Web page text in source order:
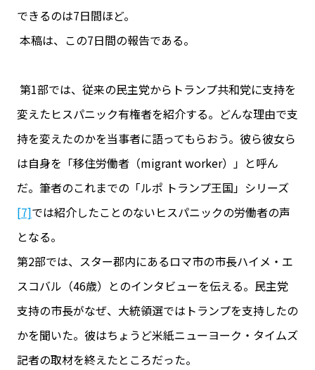
できるのは7日間ほど。
本稿は、この7日間の報告である。
第1部では、従来の民主党からトランプ共和党に支持を
変えたヒスパニック有権者を紹介する。どんな理由で支
持を変えたのかを当事者に語ってもらおう。彼ら彼女ら
は自身を「移住労働者（migrant worker）」と呼ん
だ。筆者のこれまでの「ルポ トランプ王国」シリーズ
[7]では紹介したことのないヒスパニックの労働者の声
となる。
第2部では、スター郡内にあるロマ市の市長ハイメ・エ
スコバル（46歳）とのインタビューを伝える。民主党
支持の市長がなぜ、大統領選ではトランプを支持したの
かを聞いた。彼はちょうど米紙ニューヨーク・タイムズ
記者の取材を終えたところだった。